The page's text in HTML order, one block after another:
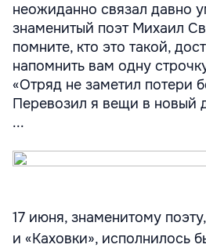
неожиданно связал давно
знаменитый поэт Михаил
помните, кто это такой,
напомнить вам одну
«Отряд не заметил потери
Перевозил я вещи в новый
...
17 июня, знаменитому
и «Каховки», исполнилось